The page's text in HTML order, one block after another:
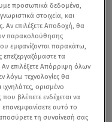
προσωπικά δεδομένα,
στοιχεία, και
επιλέξετε Αποδοχή, θα
παρακολούθησης
εμφανίζονται παρακάτω,
επεξεργαζόμαστε τα
επιλέξετε Απόρριψη όλων
λόγω τεχνολογίες θα
ορισμένο
που βλέπετε ενδέχεται να
επανεμφανίσετε αυτό το
τη συναίνεσή σας